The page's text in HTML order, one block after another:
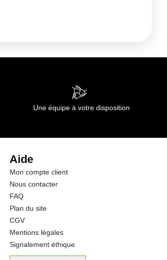
Une équipe à votre disposition
Aide
Mon compte client
Nous contacter
FAQ
Plan du site
CGV
Mentions légales
Signalement éthique